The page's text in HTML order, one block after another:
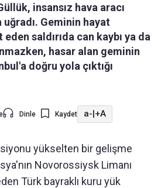
insansız hava aracı
uğradı. Geminin hayat
saldırıda can kaybı ya da
hasar alan geminin
doğru yola çıktığı
Dinle Kaydet a- +A
yükselten bir gelişme
Novorossiysk Limanı
Türk bayraklı kuru yük